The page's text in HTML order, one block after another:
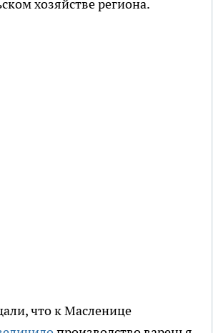
хозяйстве региона.
что к Масленице